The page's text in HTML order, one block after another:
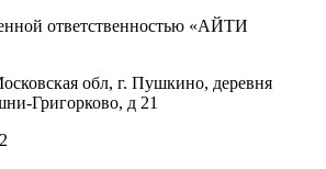
ответственностью «АЙТИ
обл, г. Пушкино, деревня
Григорково, д 21